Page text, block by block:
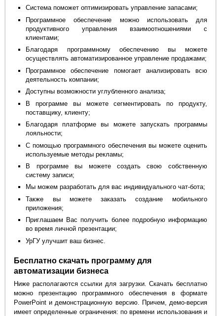
Система поможет оптимизировать управление запасами;
Программное обеспечение можно использовать для
продуктивного управления взаимоотношениями с
клиентами;
Благодаря программному обеспечению вы можете
осуществлять автоматизированное управление продажами;
Программное обеспечение помогает анализировать всю
деятельность компании;
Доступны возможности углубленного анализа;
В программе вы можете сегментировать по продукту,
поставщику, клиенту;
Благодаря платформе вы можете запускать программы
лояльности;
С помощью программного обеспечения вы можете оценить
используемые методы рекламы;
В программе вы можете создать свою собственную
систему записи;
Мы можем разработать для вас индивидуального чат-бота;
Также вы можете заказать создание мобильного
приложения;
Приглашаем Вас получить более подробную информацию
во время личной презентации;
УрГУ улучшит ваш бизнес.
Бесплатно скачать программу для
автоматизации бизнеса
Ниже располагаются ссылки для загрузки. Скачать бесплатно
можно презентацию программного обеспечения в формате
PowerPoint и демонстрационную версию. Причем, демо-версия
имеет определенные ограничения: по времени использования и